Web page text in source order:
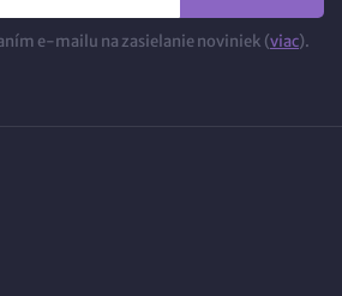
e-mailu na zasielanie noviniek (viac).